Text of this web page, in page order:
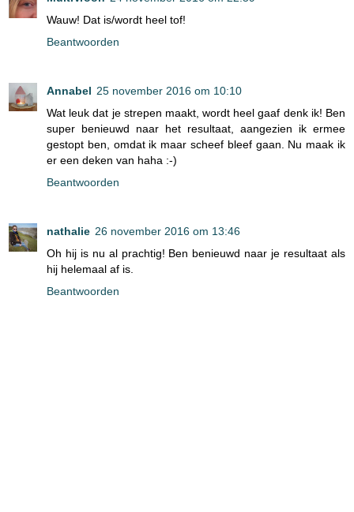
Wauw! Dat is/wordt heel tof!
Beantwoorden
Annabel 25 november 2016 om 10:10
Wat leuk dat je strepen maakt, wordt heel gaaf denk ik! Ben
super benieuwd naar het resultaat, aangezien ik ermee
gestopt ben, omdat ik maar scheef bleef gaan. Nu maak ik
er een deken van haha :-)
Beantwoorden
nathalie 26 november 2016 om 13:46
Oh hij is nu al prachtig! Ben benieuwd naar je resultaat als
hij helemaal af is.
Beantwoorden